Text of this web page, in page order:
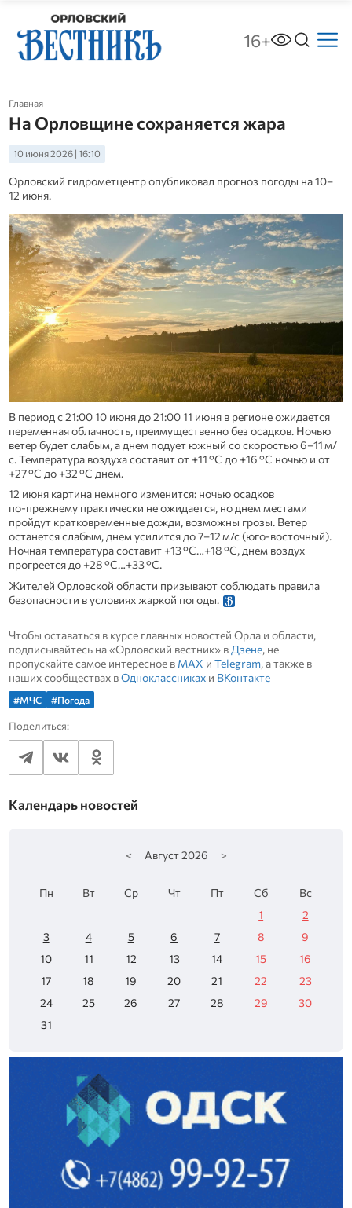
16+
Главная
На Орловщине сохраняется жара
10 июня 2026 | 16:10
Орловский гидрометцентр опубликовал прогноз погоды на 10–
12 июня.
В период с 21:00 10 июня до 21:00 11 июня в регионе ожидается
переменная облачность, преимущественно без осадков. Ночью
ветер будет слабым, а днем подует южный со скоростью 6–11 м/
с. Температура воздуха составит от +11 °C до +16 °C ночью и от
+27 °C до +32 °C днем.
12 июня картина немного изменится: ночью осадков
по‑прежнему практически не ожидается, но днем местами
пройдут кратковременные дожди, возможны грозы. Ветер
останется слабым, днем усилится до 7–12 м/с (юго‑восточный).
Ночная температура составит +13 °C…+18 °C, днем воздух
прогреется до +28 °C…+33 °C.
Жителей Орловской области призывают соблюдать правила
безопасности в условиях жаркой погоды.
Чтобы оставаться в курсе главных новостей Орла и области,
подписывайтесь на «Орловский вестник» в Дзене, не
пропускайте самое интересное в MAX и Telegram, а также в
наших сообществах вОдноклассникахи ВКонтакте
#МЧС #Погода
Поделиться:
Календарь новостей
< Август 2026 >
Пн Вт Ср Чт Пт Сб
Вс
1
2
3
4 5 6 7 8
9
10
11 12 13 14 15
16
17
18 19 20 21 22
23
24
25 26 27 28 29
30
31